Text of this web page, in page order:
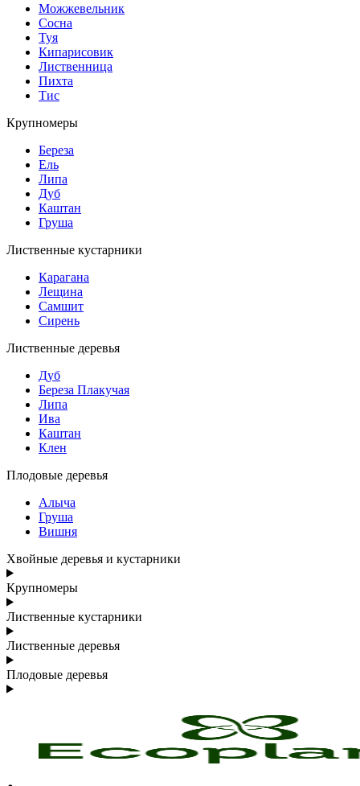
Можжевельник
Сосна
Туя
Кипарисовик
Лиственница
Пихта
Тис
Крупномеры
Береза
Ель
Липа
Дуб
Каштан
Груша
Лиственные кустарники
Карагана
Лещина
Самшит
Сирень
Лиственные деревья
Дуб
Береза Плакучая
Липа
Ива
Каштан
Клен
Плодовые деревья
Алыча
Груша
Вишня
Хвойные деревья и кустарники
Крупномеры
Лиственные кустарники
Лиственные деревья
Плодовые деревья